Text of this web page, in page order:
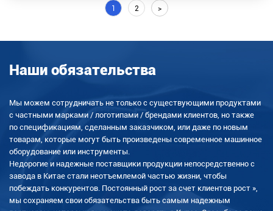
1 2 >
Наши обязательства
Мы можем сотрудничать не только с существующими продуктами
с частными марками / логотипами / брендами клиентов, но также
по спецификациям, сделанным заказчиком, или даже по новым
товарам, которые могут быть произведены современное машинное
оборудование или инструменты.
Недорогие и надежные поставщики продукции непосредственно с
завода в Китае стали неотъемлемой частью жизни, чтобы
побеждать конкурентов. Постоянный рост за счет клиентов рост »,
мы сохраняем свои обязательства быть самым надежным